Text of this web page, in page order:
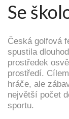
Se
Česká golfová
spustila
prostředek
prostředí.
hráče, ale
největší počet
sportu.